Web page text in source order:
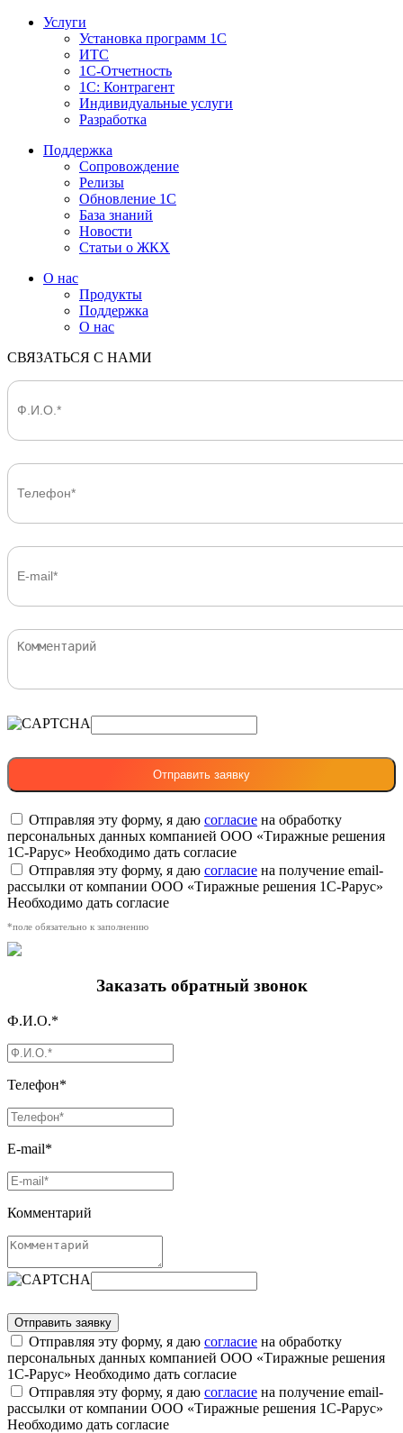
Услуги
Установка программ 1С
ИТС
1С-Отчетность
1С: Контрагент
Индивидуальные услуги
Разработка
Поддержка
Сопровождение
Релизы
Обновление 1С
База знаний
Новости
Статьи о ЖКХ
О нас
Продукты
Поддержка
О нас
СВЯЗАТЬСЯ С НАМИ
Отправляя эту форму, я даю согласие на обработку
персональных данных компанией ООО «Тиражные решения
1С-Рарус» Необходимо дать согласие
Отправляя эту форму, я даю согласие на получение email-
рассылки от компании ООО «Тиражные решения 1С-Рарус»
Необходимо дать согласие
*поле обязательно к заполнению
Заказать обратный звонок
Ф.И.О.*
Телефон*
E-mail*
Комментарий
Отправляя эту форму, я даю согласие на обработку
персональных данных компанией ООО «Тиражные решения
1С-Рарус» Необходимо дать согласие
Отправляя эту форму, я даю согласие на получение email-
рассылки от компании ООО «Тиражные решения 1С-Рарус»
Необходимо дать согласие